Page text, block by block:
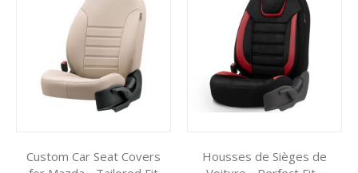
Custom Car Seat Covers
Housses de Sièges de